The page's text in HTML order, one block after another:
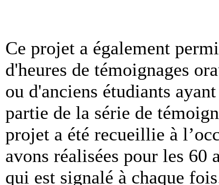
Ce projet a également
d'heures de témoignages
ou d'anciens étudiants
partie de la série de
projet a été recueillie à
avons réalisées pour les 60
qui est signalé à chaque